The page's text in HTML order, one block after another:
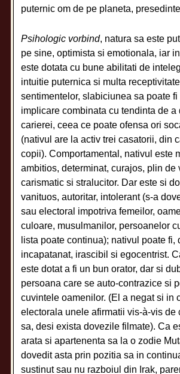
puternic om de pe planeta,
Psihologic vorbind, natura sa este
pe sine, optimista si emotionala, iar
este dotata cu bune abilitati de
intuitie puternica si multa
sentimentelor, slabiciunea sa poate
implicare combinata cu tendinta de a
carierei, ceea ce poate ofensa ori
(nativul are la activ trei casatorii, din
copii). Comportamental, nativul este
ambitios, determinat, curajos, plin de
carismatic si stralucitor. Dar este si
vanituos, autoritar, intolerant (s-a
sau electoral impotriva femeilor,
culoare, musulmanilor, persoanelor
lista poate continua); nativul poate fi,
incapatanat, irascibil si egocentrist.
este dotat a fi un bun orator, dar si
persoana care se auto-contrazice si
cuvintele oamenilor. (El a negat si in
electorala unele afirmatii vis-à-vis de
sa, desi exista dovezile filmate). Ca
arata si apartenenta sa la o zodie
dovedit asta prin pozitia sa in
sustinut sau nu razboiul din Irak,